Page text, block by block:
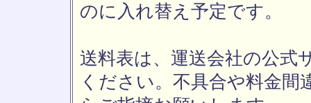
のに入れ替え予定です。
送料表は、運送会社の公式
ください。不具合や料金間